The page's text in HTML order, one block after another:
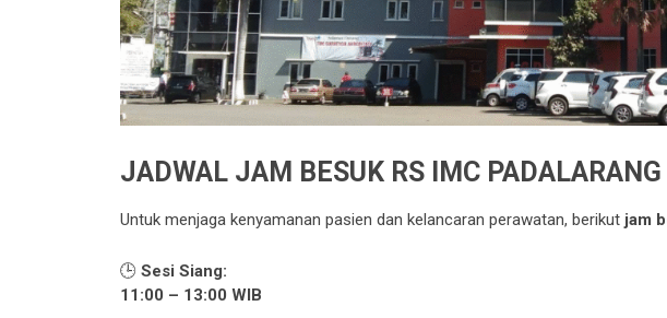
JADWAL JAM BESUK RS IMC PADALARANG
Untuk menjaga kenyamanan pasien dan kelancaran perawatan, berikut jam
🕒 Sesi Siang:
11:00 – 13:00 WIB